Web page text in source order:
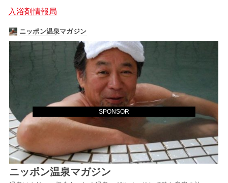
SPONSOR
入浴剤情報局